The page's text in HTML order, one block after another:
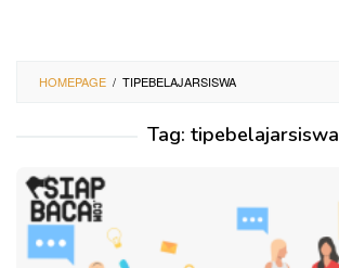
HOMEPAGE / TIPEBELAJARSISWA
Tag: tipebelajarsiswa